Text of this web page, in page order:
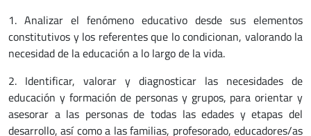
1. Analizar el fenómeno educativo desde sus elementos
constitutivos y los referentes que lo condicionan, valorando la
necesidad de la educación a lo largo de la vida.
2. Identificar, valorar y diagnosticar las necesidades de
educación y formación de personas y grupos, para orientar y
asesorar a las personas de todas las edades y etapas del
desarrollo, así como a las familias, profesorado, educadores/as